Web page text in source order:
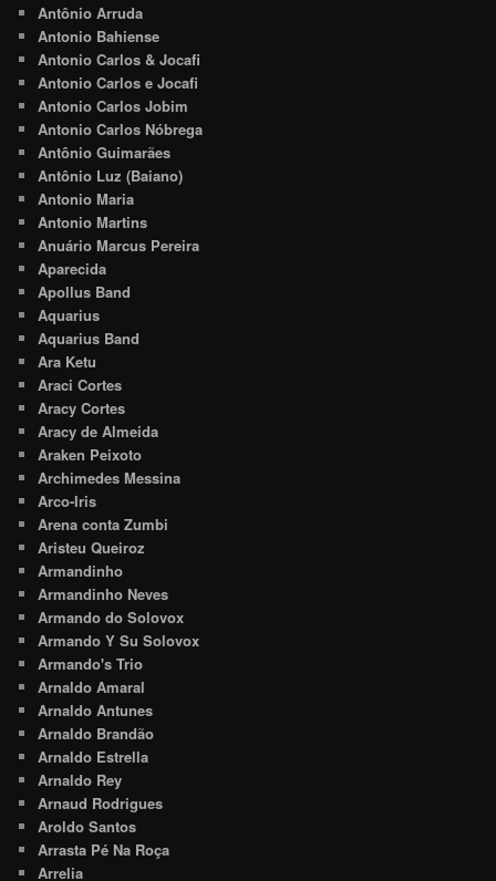
Antônio Arruda
Antonio Bahiense
Antonio Carlos & Jocafi
Antonio Carlos e Jocafi
Antonio Carlos Jobim
Antonio Carlos Nóbrega
Antônio Guimarães
Antônio Luz (Baiano)
Antonio Maria
Antonio Martins
Anuário Marcus Pereira
Aparecida
Apollus Band
Aquarius
Aquarius Band
Ara Ketu
Araci Cortes
Aracy Cortes
Aracy de Almeida
Araken Peixoto
Archimedes Messina
Arco-Iris
Arena conta Zumbi
Aristeu Queiroz
Armandinho
Armandinho Neves
Armando do Solovox
Armando Y Su Solovox
Armando's Trio
Arnaldo Amaral
Arnaldo Antunes
Arnaldo Brandão
Arnaldo Estrella
Arnaldo Rey
Arnaud Rodrigues
Aroldo Santos
Arrasta Pé Na Roça
Arrelia